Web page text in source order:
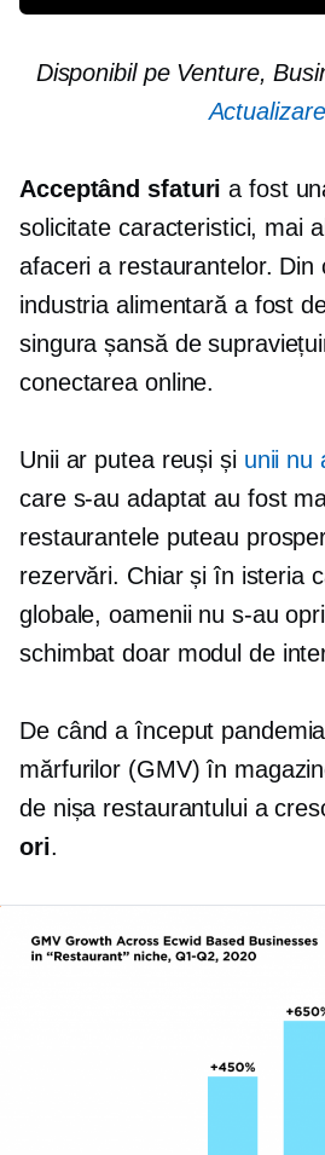
Disponibil pe Venture,
Actualizare
Acceptând sfaturi a fost
solicitate caracteristici, mai
afaceri a restaurantelor. Din
industria alimentară a fost
singura șansă de
conectarea online.
Unii ar putea reuși și unii nu
care s-au adaptat au fost
restaurantele puteau
rezervări. Chiar și în isteria
globale, oamenii nu s-au
schimbat doar modul de
De când a început
mărfurilor (GMV) în
de nișa restaurantului a
ori.